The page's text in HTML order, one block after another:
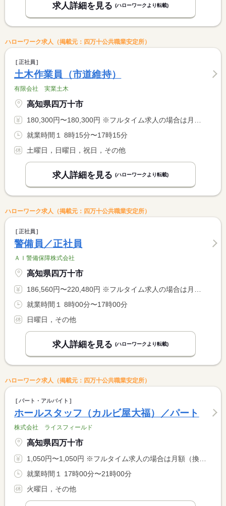
求人詳細を見る (ハローワークより転載)
ハローワーク求人（掲載元：四万十公共職業安定所）
正社員
土木作業員（市道維持）
有限会社 実業土木
高知県四万十市
180,300円〜180,300円 ※フルタイム求人の場合は月額（換算額）、パート求人の場合は時間額を表示しています。
就業時間１ 8時15分〜17時15分
土曜日，日曜日，祝日，その他
求人詳細を見る (ハローワークより転載)
ハローワーク求人（掲載元：四万十公共職業安定所）
正社員
警備員／正社員
ＡＩ警備保障株式会社
高知県四万十市
186,560円〜220,480円 ※フルタイム求人の場合は月額（換算額）、パート求人の場合は時間額を表示しています。
就業時間１ 8時00分〜17時00分
日曜日，その他
求人詳細を見る (ハローワークより転載)
ハローワーク求人（掲載元：四万十公共職業安定所）
パート・アルバイト
ホールスタッフ（カルビ屋大福）／パート
株式会社 ライスフィールド
高知県四万十市
1,050円〜1,050円 ※フルタイム求人の場合は月額（換算額）、パート求人の場合は時間額を表示しています。
就業時間１ 17時00分〜21時00分
火曜日，その他